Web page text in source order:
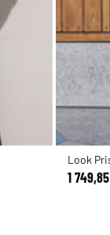
Look
1